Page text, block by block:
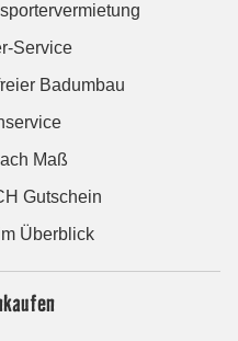
Service
Badumbau
Maß
Gutschein
Überblick